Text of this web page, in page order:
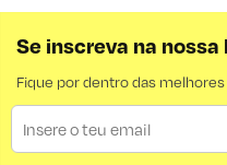
Se inscreva na
Fique por dentro das